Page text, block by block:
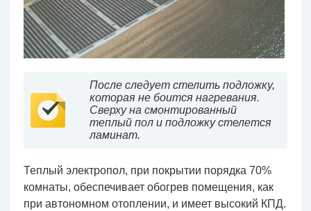
После следует стелить подложку,
которая не боится нагревания.
Сверху на смонтированный
теплый пол и подложку стелется
ламинат.
Теплый электропол, при покрытии порядка 70%
комнаты, обеспечивает обогрев помещения, как
при автономном отоплении, и имеет высокий КПД.